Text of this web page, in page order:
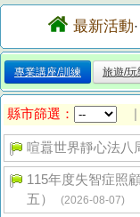
最新活動·
專業講座/訓練 旅遊/玩
縣市篩選：
喧囂世界靜心法八
115年度失智症照
五）
(2026-08-07)